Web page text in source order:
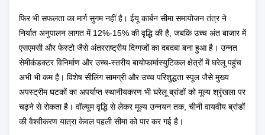
फिर भी सफलता का मार्ग सुगम नहीं है। ईयू कार्बन सीमा समायोजन तंत्र ने
निर्यात अनुपालन लागत में 12%-15% की वृद्धि की है, जबकि उच्च अंत बाजार में
एसएमसी और फेस्टो जैसे अंतरराष्ट्रीय दिग्गजों का दबदबा बना हुआ है। उन्नत
सेमीकंडक्टर विनिर्माण और उच्च-स्तरीय बायोफार्मास्युटिकल क्षेत्रों में घरेलू पहुंच
अभी भी कम है। विशेष सीलिंग सामग्री और उच्च परिशुद्धता स्पूल जैसे मुख्य
अपस्ट्रीम घटकों का अपर्याप्त स्थानीयकरण भी घरेलू ब्रांडों को मूल्य श्रृंखला पर
चढ़ने से रोकता है। वॉल्यूम वृद्धि से लेकर मूल्य उन्नयन तक, चीनी वायवीय ब्रांडों
की वैश्वीकरण यात्रा केवल पहली सीमा को पार कर गई है।